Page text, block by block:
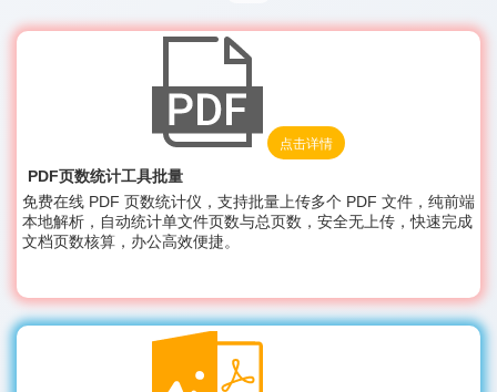
点击详情
PDF页数统计工具批量
免费在线 PDF 页数统计仪，支持批量上传多个 PDF 文件，纯前端
本地解析，自动统计单文件页数与总页数，安全无上传，快速完成
文档页数核算，办公高效便捷。